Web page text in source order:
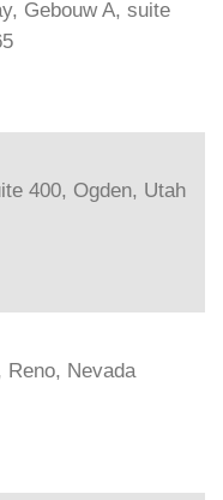
Gebouw A, suite
400, Ogden, Utah
Reno, Nevada